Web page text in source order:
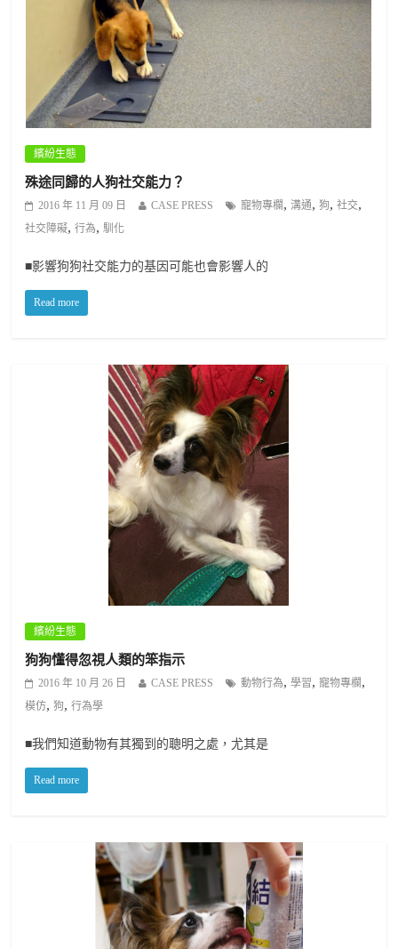
繽紛生態
殊途同歸的人狗社交能力？
2016 年 11 月 09 日 CASE PRESS 寵物專欄 ,溝通,狗,社交,
社交障礙,行為,馴化
■影響狗狗社交能力的基因可能也會影響人的
Read more
繽紛生態
狗狗懂得忽視人類的笨指示
2016 年 10 月 26 日 CASE PRESS 動物行為,學習,寵物專欄 ,
模仿,狗,行為學
■我們知道動物有其獨到的聰明之處，尤其是
Read more